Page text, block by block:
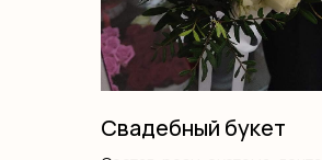
Свадебный букет